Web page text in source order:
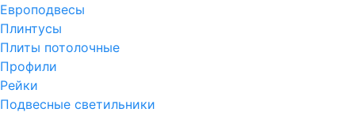
Европодвесы
Плинтусы
Плиты потолочные
Профили
Рейки
Подвесные светильники